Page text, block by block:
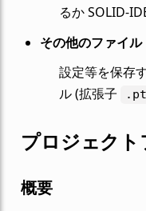
るか SOLID-
その他のファイル
設定等を保存
ル (拡張子
プロジェク
概要